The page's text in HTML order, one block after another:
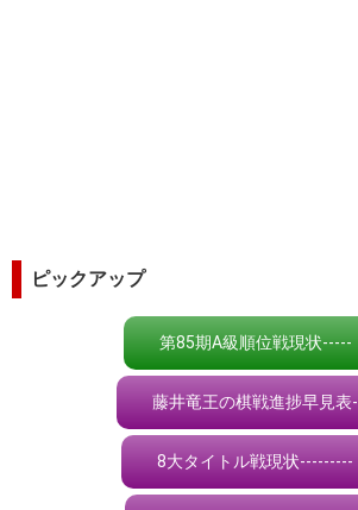
ピックアップ
第85期A級順位戦現状-----
藤井竜王の棋戦進捗早見表-
8大タイトル戦現状---------